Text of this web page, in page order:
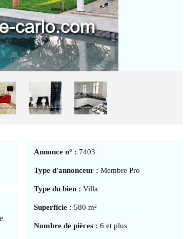
Annonce n° : 7403
Type d'annonceur : Membre Pro
Type du bien : Villa
Superficie : 580 m²
Nombre de pièces : 6 et plus